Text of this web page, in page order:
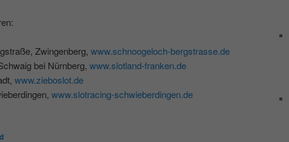
Zwingenberg, www.schnoogeloch-bergstrasse.de
bei Nürnberg, www.slotland-franken.de
www.zieboslot.de
www.slotracing-schwieberdingen.de